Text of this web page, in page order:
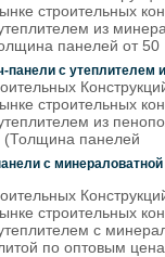
строительных
из
панелей от 50
панели с утеплителем
строительных
из
панелей
с
строительных
с
по оптовым